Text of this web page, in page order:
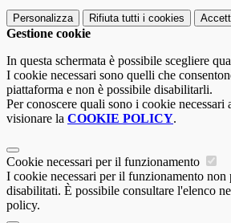
Personalizza Rifiuta tutti i cookies
Gestione cookie
In questa schermata è possibile scegliere
I cookie necessari sono quelli che
piattaforma e non è possibile disabilitarli.
Per conoscere quali sono i cookie necessari
visionare la COOKIE POLICY.
Cookie necessari per il funzionamento
I cookie necessari per il funzionamento non
disabilitati. È possibile consultare l'elenco
policy.